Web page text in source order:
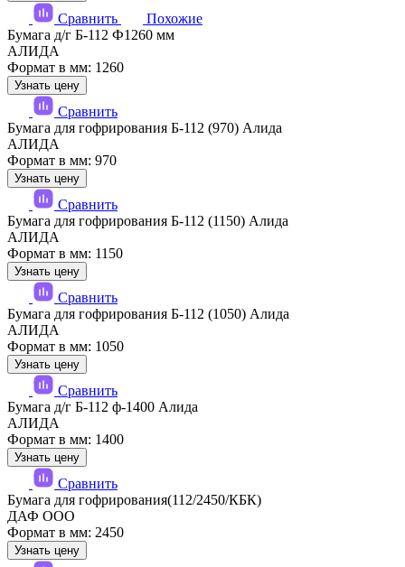
Сравнить
Похожие
Бумага д/г Б-112 Ф1260 мм
АЛИДА
Формат в мм: 1260
Узнать цену
Сравнить
Бумага для гофрирования Б-112 (970) Алида
АЛИДА
Формат в мм: 970
Узнать цену
Сравнить
Бумага для гофрирования Б-112 (1150) Алида
АЛИДА
Формат в мм: 1150
Узнать цену
Сравнить
Бумага для гофрирования Б-112 (1050) Алида
АЛИДА
Формат в мм: 1050
Узнать цену
Сравнить
Бумага д/г Б-112 ф-1400 Алида
АЛИДА
Формат в мм: 1400
Узнать цену
Сравнить
Бумага для гофрирования(112/2450/КБК)
ДАФ ООО
Формат в мм: 2450
Узнать цену